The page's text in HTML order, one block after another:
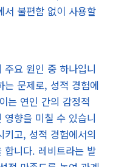
서 불편함 없이 사용할
요 원인 중 하나입니
는 문제로, 성적 경험에
는 연인 간의 감정적
향을 미칠 수 있습니
고, 성적 경험에서의
합니다. 레비트라는 발